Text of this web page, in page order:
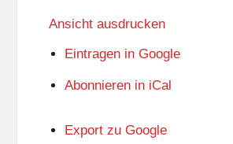
Ansicht ausdrucken
Eintragen in Google
Abonnieren in iCal
Export zu Google